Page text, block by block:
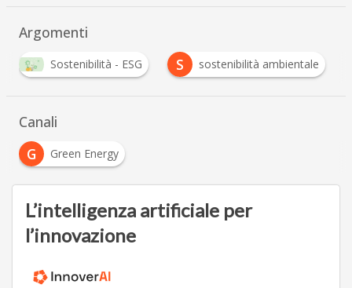
Argomenti
S sostenibilità ambientale S Supply Chain
Canali
G
Green Energy
L’intelligenza artificiale per
l’innovazione